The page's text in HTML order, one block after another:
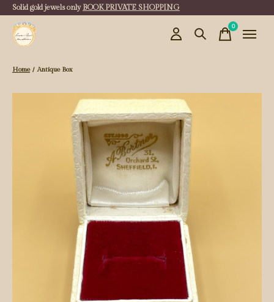
Solid gold jewels only BOOK PRIVATE SHOPPING
0items
Home / Antique Box